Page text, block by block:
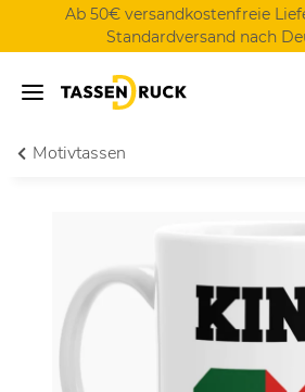
Ab 50€ versandkostenfreie
Standardversand nach
Motivtassen